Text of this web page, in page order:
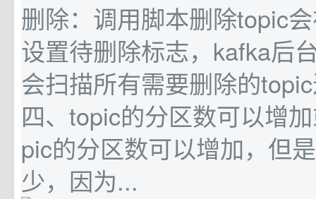
删除：调用脚本删除topic
设置待删除标志，kafka后
会扫描所有需要删除的
四、topic的分区数可以增
pic的分区数可以增加，但
少，因为...